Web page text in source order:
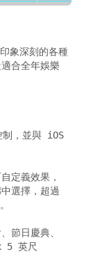
象深刻的各種
合全年娛樂
，並與 iOS
定義效果，
選擇，超過
節日慶典、
5 英尺